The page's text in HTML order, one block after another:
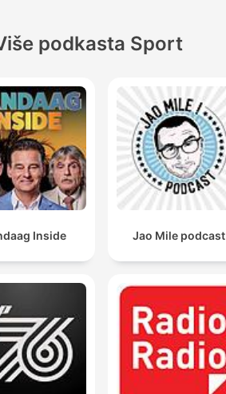
podkasta Sport
Inside Jao Mile podcast